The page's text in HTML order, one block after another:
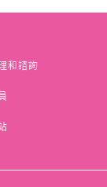
和諮詢